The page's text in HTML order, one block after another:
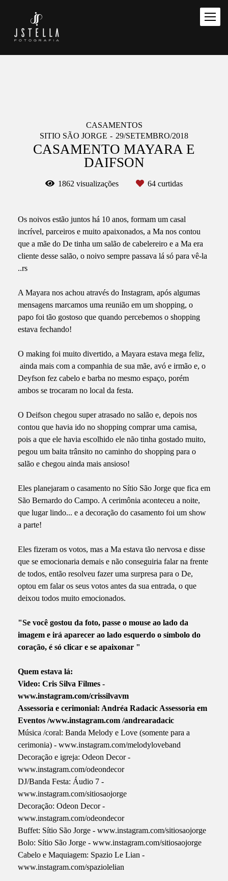
CASAMENTOS
SITIO SÃO JORGE
29/SETEMBRO/2018
CASAMENTO MAYARA E
DAIFSON
1862 visualizações 64 curtidas
Os noivos estão juntos há 10 anos, formam um casal
incrível, parceiros e muito apaixonados, a Ma nos contou
que a mãe do De tinha um salão de cabelereiro e a Ma era
cliente desse salão, o noivo sempre passava lá só para vê-la
..rs
A Mayara nos achou através do Instagram, após algumas
mensagens marcamos uma reunião em um shopping, o
papo foi tão gostoso que quando percebemos o shopping
estava fechando!
O making foi muito divertido, a Mayara estava mega feliz,
ainda mais com a companhia de sua mãe, avó e irmão e, o
Deyfson fez cabelo e barba no mesmo espaço, porém
ambos se trocaram no local da festa.
O Deifson chegou super atrasado no salão e, depois nos
contou que havia ido no shopping comprar uma camisa,
pois a que ele havia escolhido ele não tinha gostado muito,
pegou um baita trânsito no caminho do shopping para o
salão e chegou ainda mais ansioso!
Eles planejaram o casamento no Sítio São Jorge que fica em
São Bernardo do Campo. A cerimônia aconteceu a noite,
que lugar lindo... e a decoração do casamento foi um show
a parte!
Eles fizeram os votos, mas a Ma estava tão nervosa e disse
que se emocionaria demais e não conseguiria falar na frente
de todos, então resolveu fazer uma surpresa para o De,
optou em falar os seus votos antes da sua entrada, o que
deixou todos muito emocionados.
"Se você gostou da foto, passe o mouse ao lado da
imagem e irá aparecer ao lado esquerdo o símbolo do
coração, é só clicar e se apaixonar "
Quem estava lá:
Video: Cris Silva Filmes -
www.instagram.com/crissilvavm
Assessoria e cerimonial: Andréa Radacic Assessoria em
Eventos /www.instagram.com /andrearadacic
Música /coral: Banda Melody e Love (somente para a
cerimonia) - www.instagram.com/melodyloveband
Decoração e igreja: Odeon Decor -
www.instagram.com/odeondecor
DJ/Banda Festa: Áudio 7 -
www.instagram.com/sitiosaojorge
Decoração: Odeon Decor -
www.instagram.com/odeondecor
Buffet: Sítio São Jorge - www.instagram.com/sitiosaojorge
Bolo: Sítio São Jorge - www.instagram.com/sitiosaojorge
Cabelo e Maquiagem: Spazio Le Lian -
www.instagram.com/spaziolelian